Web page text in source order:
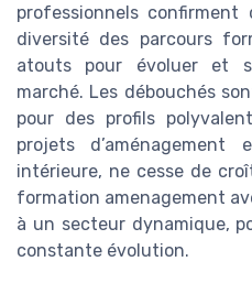
professionnels
diversité des parcours
atouts pour évoluer et
marché. Les débouchés
pour des profils
projets
intérieure, ne cesse de
formation amenagement
à un secteur dynamique,
constante évolution.